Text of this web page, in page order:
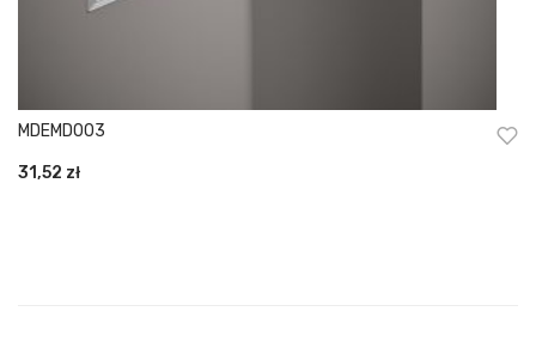
MDEMD003
31,52 zł